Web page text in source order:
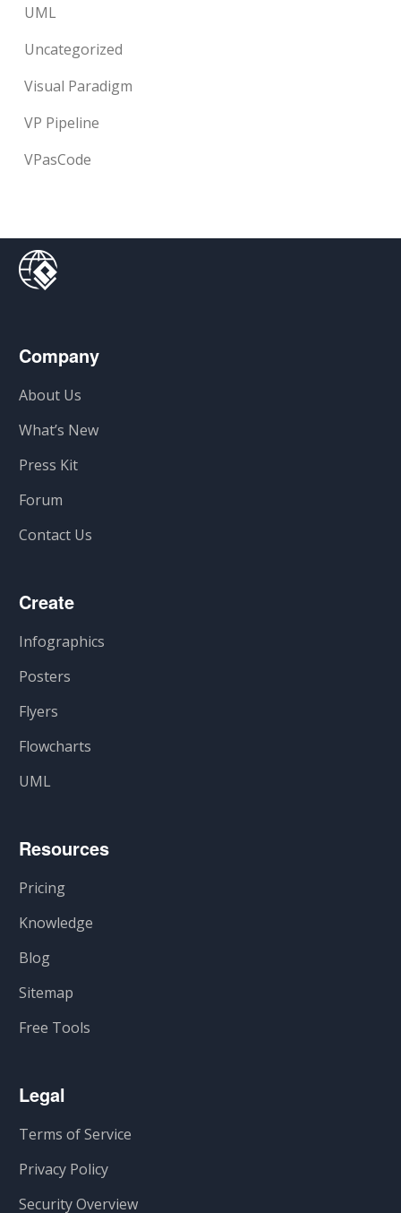
UML
Uncategorized
Visual Paradigm
VP Pipeline
VPasCode
Company
About Us
What’s New
Press Kit
Forum
Contact Us
Create
Infographics
Posters
Flyers
Flowcharts
UML
Resources
Pricing
Knowledge
Blog
Sitemap
Free Tools
Legal
Terms of Service
Privacy Policy
Security Overview